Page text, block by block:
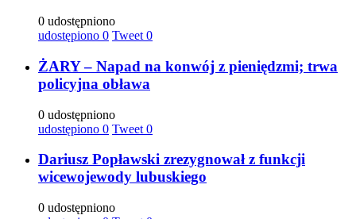
0 udostępniono
udostępiono 0 Tweet 0
ŻARY – Napad na konwój z pieniędzmi; trwa
policyjna obława
0 udostępniono
udostępiono 0 Tweet 0
Dariusz Popławski zrezygnował z funkcji
wicewojewody lubuskiego
0 udostępniono